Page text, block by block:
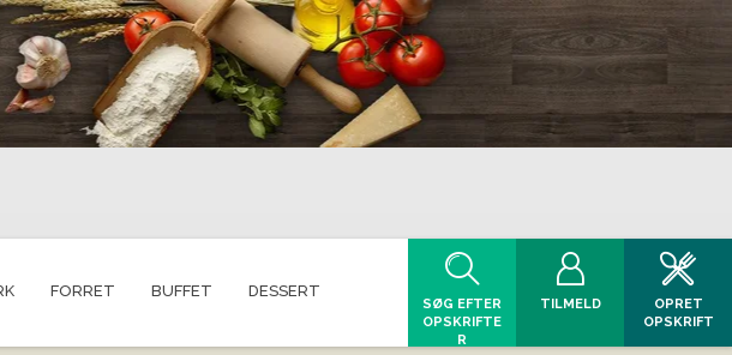
FORRET BUFFET DESSERT
SØG EFTER
OPSKRIFTE
R
TILMELD
OPRET
OPSKRIFT